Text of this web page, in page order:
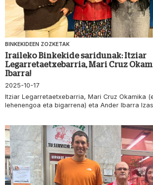
BINKEKIDEEN ZOZKETAK
Iraileko Binkekide saridunak: Itziar
Legarretaetxebarria, Mari Cruz
Ibarra!
2025-10-17
Itziar Legarretaetxebarria, Mari Cruz Okamika
lehenengoa eta bigarrena) eta Ander Ibarra